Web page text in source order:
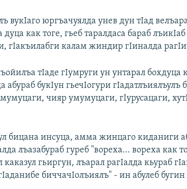
вукIаго юргъачуялда унев дун тIад
дуца как тоге, гьеб таралдаса бараб
гIакъилабги калам жиндир гIиналда
тIаде гIумруги ун унтарал бохдуца
абураб букIун гьечIогури гIадатлъиялъулъ
чияр умумуцаги, гIурусацаги,
бицана инсуца, амма жинцаго киданиги
лъазабураб гуреб "вореха... вореха как
каказул гьиргун, лъарал рагIалда кьураб
биччачIолъиялъ" - ин абулеб бугин